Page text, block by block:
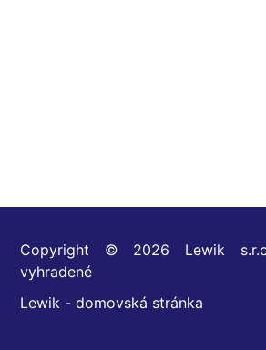
Copyright © 2026 Lewik
vyhradené
Lewik - domovská stránka